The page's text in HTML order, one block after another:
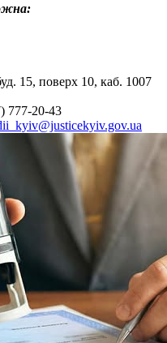
15, поверх 10, каб. 1007
777-20-43